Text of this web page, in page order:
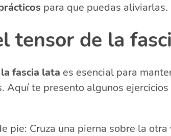
para que puedas aliviarlas.
tensor de la
fascia lata es esencial para
te presento algunos ejercicios
pie: Cruza una pierna sobre la